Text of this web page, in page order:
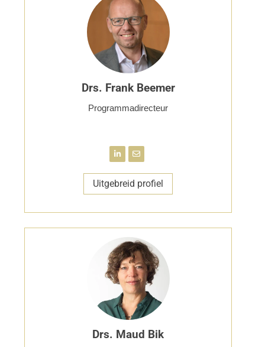
Drs. Frank Beemer
Programmadirecteur
Uitgebreid profiel
Drs. Maud Bik